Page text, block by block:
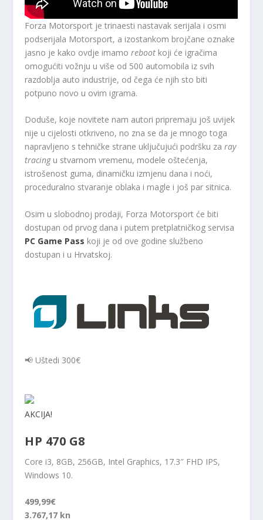
Forza Motorsport je trinaesti nastavak serijala i osmi
podserijala Motorsport, a izostankom brojčane oznake
jasno je kako ovdje imamoreboot koji će igračima
omogućiti vožnju u više od 500 automobila iz svih
razdoblja auto industrije, od čega će njih sto biti
potpuno novo u ovim igrama.
Doduše, koje novitete nam autori pripremaju još uvijek
nije u cijelosti otkriveno, no zna se da je mnogo toga
napravljeno s tehničke strane uključujući podršku zaray
tracingu stvarnom vremenu, modele oštećenja,
istrošenost guma, dinamičku izmjenu dana i noći,
proceduralno stvaranje oblaka i magle i još par sitnica.
Osim u slobodnoj prodaji, Forza Motorsport će biti
dostupan od prvog dana i putem pretplatničkog servisa
PC Game Pass koji je od ove godine službeno
dostupan i u Hrvatskoj.
📢 Uštedi 300€
AKCIJA!
HP 470 G8
Core i3, 8GB, 256GB, Intel Graphics, 17.3″ FHD IPS,
Windows 10.
499,99€
3.767,17 kn